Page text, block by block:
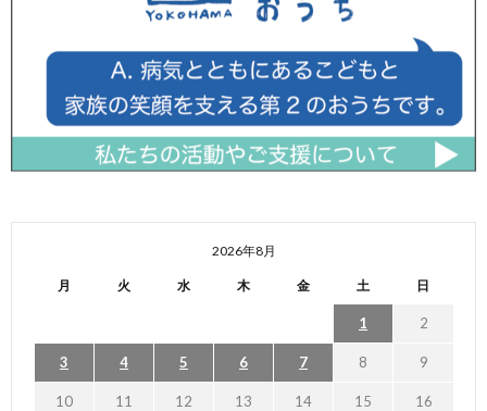
2026年8月
月 火 水 木 金 土 日
1 2
3 4 5 6 7 8 9
10 11 12 13 14 15 16